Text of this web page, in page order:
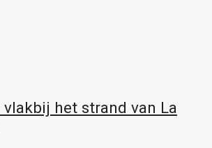
het strand van La